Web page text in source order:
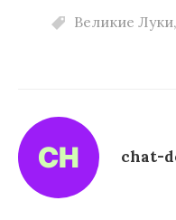
Великие Луки,
chat-